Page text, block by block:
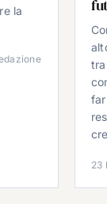
la
23